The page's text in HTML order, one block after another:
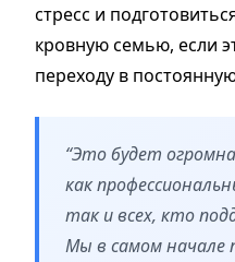
стресс и
кровную семью, если
переходу в
“Это будет
как
так и всех, кто
Мы в самом начале